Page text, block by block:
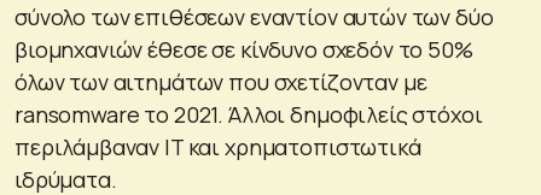
σύνολο των επιθέσεων εναντίον αυτών των δύο
βιομηχανιών έθεσε σε κίνδυνο σχεδόν το 50%
όλων των αιτημάτων που σχετίζονταν με
ransomware το 2021. Άλλοι δημοφιλείς στόχοι
περιλάμβαναν IT και χρηματοπιστωτικά
ιδρύματα.